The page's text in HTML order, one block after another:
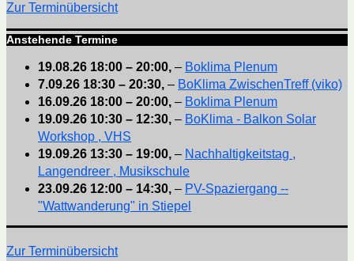
Zur Terminübersicht
Anstehende Termine
19.08.26 18:00 – 20:00, – Boklima Plenum
7.09.26 18:30 – 20:30, – BoKlima ZwischenTreff (viko)
16.09.26 18:00 – 20:00, – Boklima Plenum
19.09.26 10:30 – 12:30, – BoKlima - Balkon Solar
Workshop , VHS
19.09.26 13:30 – 19:00, – Nachhaltigkeitstag ,
Langendreer , Musikschule
23.09.26 12:00 – 14:30, – PV-Spaziergang --
"Wattwanderung" in Stiepel
Zur Terminübersicht